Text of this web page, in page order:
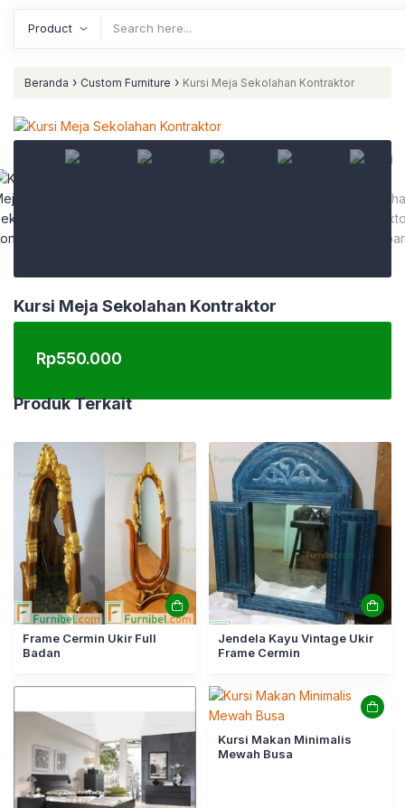
Beranda › Custom Furniture › Kursi Meja Sekolahan Kontraktor
Kursi Meja Sekolahan Kontraktor
Rp550.000
Produk Terkait
Frame Cermin Ukir Full
Badan
Jendela Kayu Vintage Ukir
Frame Cermin
Kursi Makan Minimalis
Mewah Busa